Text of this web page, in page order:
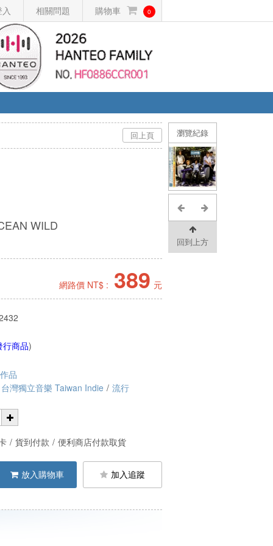
相關問題 購物車 0
瀏覽紀錄
回到上方
回上頁
WILD
網路價 NT$ : 389 元
行商品)
品
台灣獨立音樂 Taiwan Indie / 流行
/ 貨到付款 / 便利商店付款取貨
放入購物車 加入追蹤